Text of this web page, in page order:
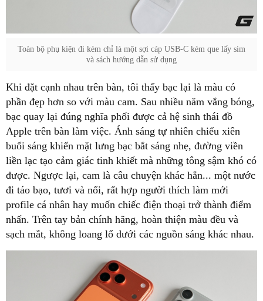
Toàn bộ phụ kiện đi kèm chỉ là một sợi cáp USB-C kèm que lấy sim
và sách hướng dẫn sử dụng
Khi đặt cạnh nhau trên bàn, tôi thấy bạc lại là màu có
phần đẹp hơn so với màu cam. Sau nhiều năm vắng bóng,
bạc quay lại đúng nghĩa phối được cả hệ sinh thái đồ
Apple trên bàn làm việc. Ánh sáng tự nhiên chiếu xiên
buổi sáng khiến mặt lưng bạc bắt sáng nhẹ, đường viền
liền lạc tạo cảm giác tinh khiết mà những tông sậm khó có
được. Ngược lại, cam là câu chuyện khác hẳn... một nước
đi táo bạo, tươi và nổi, rất hợp người thích làm mới
profile cá nhân hay muốn chiếc điện thoại trở thành điểm
nhấn. Trên tay bản chính hãng, hoàn thiện màu đều và
sạch mắt, không loang lổ dưới các nguồn sáng khác nhau.